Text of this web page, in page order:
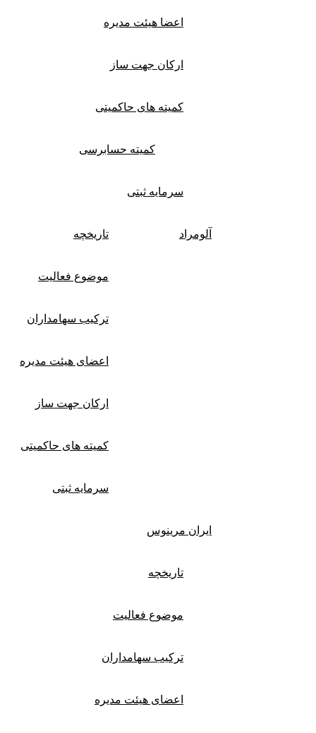
اعضا هیئت مدیره
ارکان جهت ساز
کمیته های حاکمیتی
کمیته حسابرسی
سرمایه ثبتی
آلومراد تاریخچه
موضوع فعالیت
ترکیب سهامداران
اعضای هیئت مدیره
ارکان جهت ساز
کمیته های حاکمیتی
سرمایه ثبتی
ایران مرینوس
تاریخچه
موضوع فعالیت
ترکیب سهامداران
اعضای هیئت مدیره